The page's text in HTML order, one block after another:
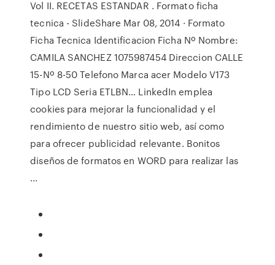
Vol II. RECETAS ESTANDAR . Formato ficha
tecnica - SlideShare Mar 08, 2014 · Formato
Ficha Tecnica Identificacion Ficha Nº Nombre:
CAMILA SANCHEZ 1075987454 Direccion CALLE
15-Nº 8-50 Telefono Marca acer Modelo V173
Tipo LCD Seria ETLBN… LinkedIn emplea
cookies para mejorar la funcionalidad y el
rendimiento de nuestro sitio web, así como
para ofrecer publicidad relevante. Bonitos
diseños de formatos en WORD para realizar las
...